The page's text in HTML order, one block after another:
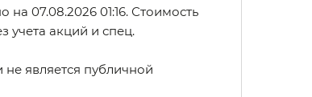
07.08.2026 01:16. Стоимость
учета акций и спец.
является публичной